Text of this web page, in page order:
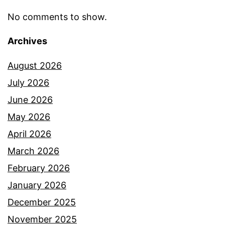
No comments to show.
Archives
August 2026
July 2026
June 2026
May 2026
April 2026
March 2026
February 2026
January 2026
December 2025
November 2025